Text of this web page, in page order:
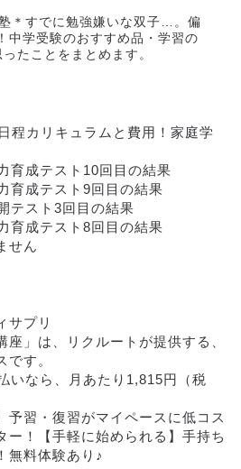
＊すでに勉強嫌いな双子…。偏
中学受験のおすすめ品・学習の
たことをまとめます。
程カリキュラムと費用！家庭学
育成テスト10回目の結果
育成テスト9回目の結果
テスト3回目の結果
育成テスト8回目の結果
せん
サプリ
座」は、リクルートが提供する、
す。
いなら、月あたり1,815円（税
予習・復習がマイペースに低コス
ー！【手軽に始められる】手持ち
無料体験あり♪
模試・学習記録
日能研
小3